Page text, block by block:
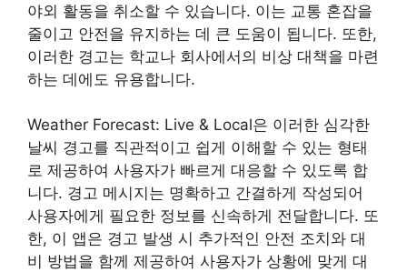
야외 활동을 취소할 수 있습니다. 이는 교통 혼잡을
줄이고 안전을 유지하는 데 큰 도움이 됩니다. 또한,
이러한 경고는 학교나 회사에서의 비상 대책을 마련
하는 데에도 유용합니다.
Weather Forecast: Live & Local은 이러한 심각한
날씨 경고를 직관적이고 쉽게 이해할 수 있는 형태
로 제공하여 사용자가 빠르게 대응할 수 있도록 합
니다. 경고 메시지는 명확하고 간결하게 작성되어
사용자에게 필요한 정보를 신속하게 전달합니다. 또
한, 이 앱은 경고 발생 시 추가적인 안전 조치와 대
비 방법을 함께 제공하여 사용자가 상황에 맞게 대